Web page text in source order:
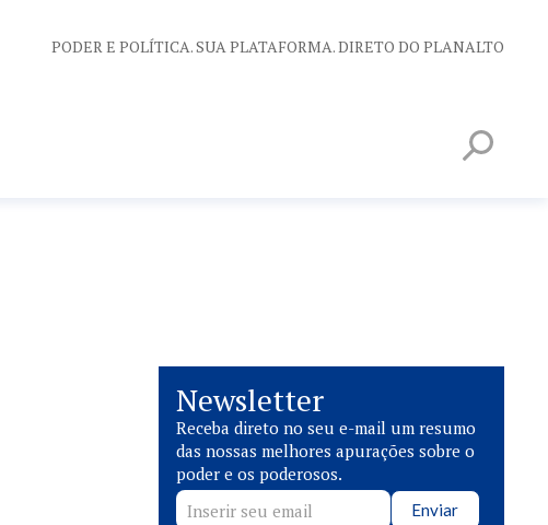
PODER E POLÍTICA. SUA PLATAFORMA. DIRETO DO PLANALTO
Newsletter
Receba direto no seu e-mail um resumo
das nossas melhores apurações sobre o
poder e os poderosos.
Enviar